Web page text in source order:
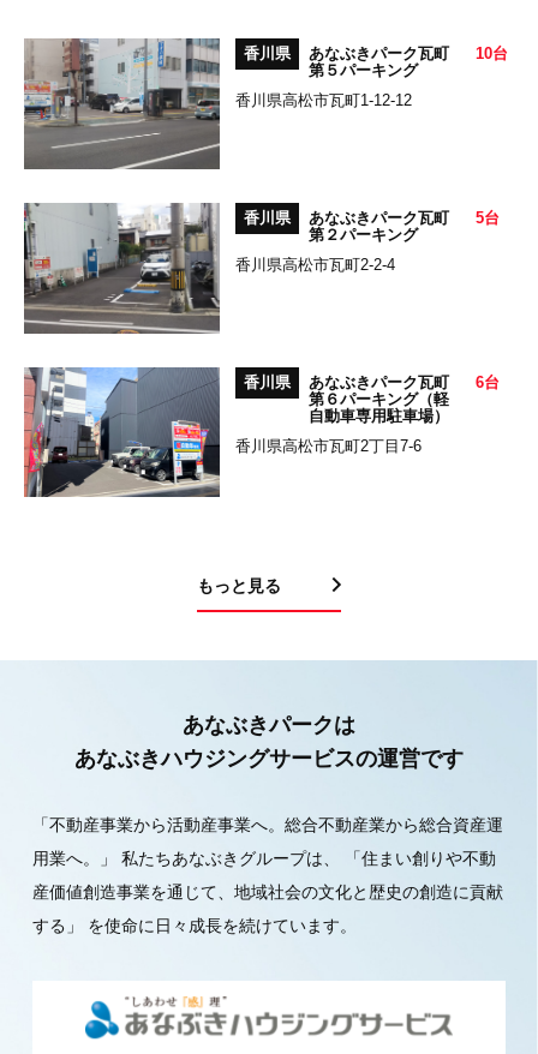
香川県
あなぶきパーク瓦町
第５パーキング
10台
香川県高松市瓦町1-12-12
香川県
あなぶきパーク瓦町
第２パーキング
5台
香川県高松市瓦町2-2-4
香川県
あなぶきパーク瓦町
第６パーキング（軽
自動車専用駐車場）
6台
香川県高松市瓦町2丁目7-6
もっと見る
あなぶきパークは
あなぶきハウジングサービスの運営です
「不動産事業から活動産事業へ。総合不動産業から総合資産運
用業へ。」
私たちあなぶきグループは、
「住まい創りや不動
産価値創造事業を通じて、地域社会の文化と歴史の創造に貢献
する」
を使命に日々成長を続けています。